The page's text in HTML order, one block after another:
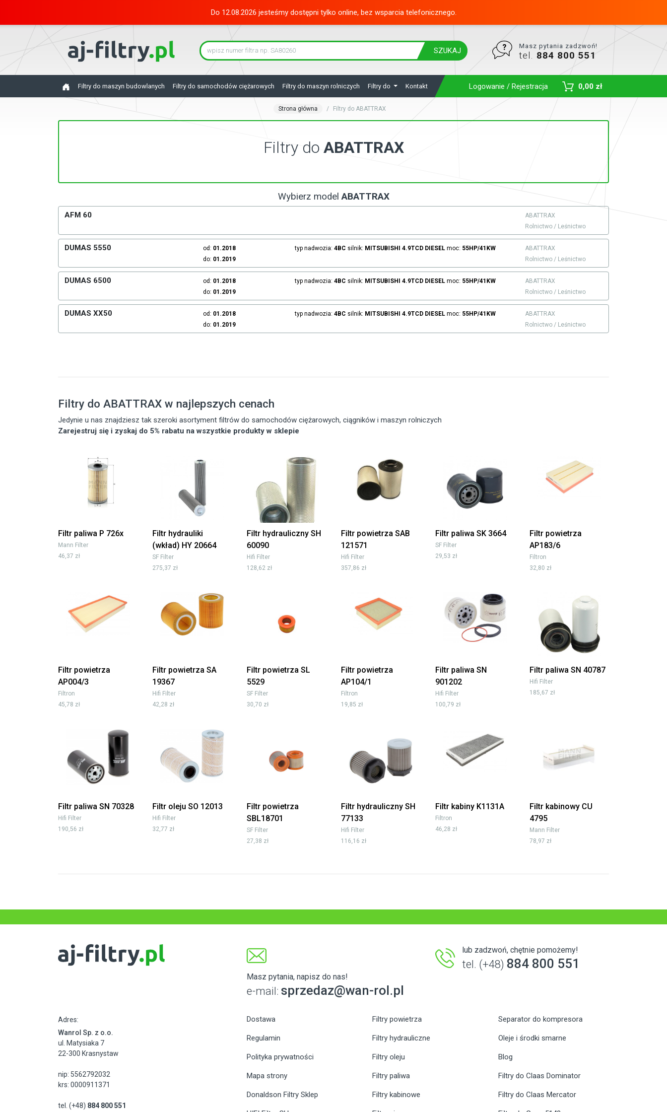
Do 12.08.2026 jesteśmy dostępni tylko online, bez wsparcia telefonicznego.
SZUKAJ
Masz pytania zadzwoń!
tel. 884 800 551
Filtry do maszyn budowlanych Filtry do samochodów ciężarowych Filtry do maszyn rolniczych Filtry do Kontakt Logowanie / Rejestracja 0,00 zł
Strona główna Filtry do ABATTRAX
Filtry do ABATTRAX
Wybierz modelABATTRAX
AFM 60
ABATTRAX
Rolnictwo / Leśnictwo
DUMAS 5550 od: 01.2018
do: 01.2019
typ nadwozia:4BC silnik: MITSUBISHI 4.9TCD DIESEL moc: 55HP/41KW
ABATTRAX
Rolnictwo / Leśnictwo
DUMAS 6500 od: 01.2018
do: 01.2019
typ nadwozia:4BC silnik: MITSUBISHI 4.9TCD DIESEL moc: 55HP/41KW
ABATTRAX
Rolnictwo / Leśnictwo
DUMAS XX50 od: 01.2018
do: 01.2019
typ nadwozia:4BC silnik: MITSUBISHI 4.9TCD DIESEL moc: 55HP/41KW
ABATTRAX
Rolnictwo / Leśnictwo
Filtry do ABATTRAX w najlepszych cenach
Jedynie u nas znajdziesz tak szeroki asortyment filtrów do samochodów ciężarowych, ciągników i maszyn rolniczych
Zarejestruj się i zyskaj do 5% rabatu na wszystkie produkty w sklepie
Filtr paliwa P 726x
Mann Filter
46,37 zł
Filtr hydrauliki
(wkład) HY 20664
SF Filter
275,37 zł
Filtr hydrauliczny SH
60090
Hifi Filter
128,62 zł
Filtr powietrza SAB
121571
Hifi Filter
357,86 zł
Filtr paliwa SK 3664
SF Filter
29,53 zł
Filtr powietrza
AP183/6
Filtron
32,80 zł
Filtr powietrza
AP004/3
Filtron
45,78 zł
Filtr powietrza SA
19367
Hifi Filter
42,28 zł
Filtr powietrza SL
5529
SF Filter
30,70 zł
Filtr powietrza
AP104/1
Filtron
19,85 zł
Filtr paliwa SN
901202
Hifi Filter
100,79 zł
Filtr paliwa SN 40787
Hifi Filter
185,67 zł
Filtr paliwa SN 70328
Hifi Filter
190,56 zł
Filtr oleju SO 12013
Hifi Filter
32,77 zł
Filtr powietrza
SBL18701
SF Filter
27,38 zł
Filtr hydrauliczny SH
77133
Hifi Filter
116,16 zł
Filtr kabiny K1131A
Filtron
46,28 zł
Filtr kabinowy CU
4795
Mann Filter
78,97 zł
Masz pytania, napisz do nas!
e-mail: sprzedaz@wan-rol.pl
lub zadzwoń, chętnie pomożemy!
tel. (+48) 884 800 551
Adres:
Wanrol Sp. z o.o.
ul. Matysiaka 7
22-300 Krasnystaw
nip: 5562792032
krs: 0000911371
tel. (+48) 884 800 551
Dostawa
Regulamin
Polityka prywatności
Mapa strony
Donaldson Filtry Sklep
Filtry powietrza
Filtry hydrauliczne
Filtry oleju
Filtry paliwa
Filtry kabinowe
Separator do kompresora
Oleje i środki smarne
Blog
Filtry do Claas Dominator
Filtry do Claas Mercator